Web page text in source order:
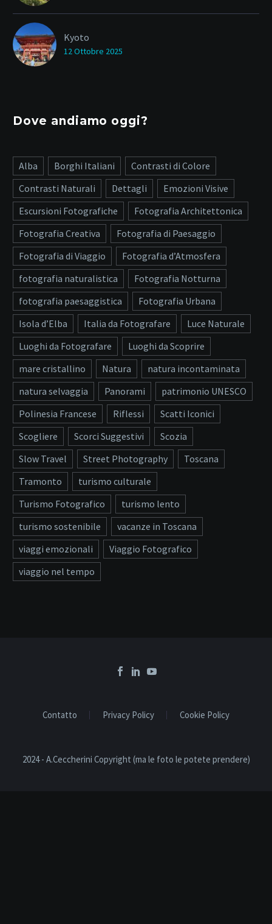
Kyoto
12 Ottobre 2025
Dove andiamo oggi?
Alba Borghi Italiani
Contrasti di Colore
Contrasti Naturali
Dettagli
Emozioni Visive
Escursioni Fotografiche
Fotografia Architettonica
Fotografia Creativa
Fotografia di Paesaggio
Fotografia di Viaggio
Fotografia d’Atmosfera
fotografia naturalistica
Fotografia Notturna
fotografia paesaggistica
Fotografia Urbana
Isola d’Elba
Italia da Fotografare
Luce Naturale
Luoghi da Fotografare
Luoghi da Scoprire
mare cristallino
Natura
natura incontaminata
natura selvaggia
Panorami
patrimonio UNESCO
Polinesia Francese
Riflessi
Scatti Iconici
Scogliere
Scorci Suggestivi
Scozia
Slow Travel
Street Photography
Toscana
Tramonto
turismo culturale
Turismo Fotografico
turismo lento
turismo sostenibile
vacanze in Toscana
viaggi emozionali
Viaggio Fotografico
viaggio nel tempo
Contatto Privacy Policy Cookie Policy
2024 - A.Ceccherini Copyright (ma le foto le potete prendere)